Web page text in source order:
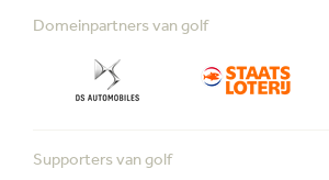
Domeinpartners van golf
Supporters van golf